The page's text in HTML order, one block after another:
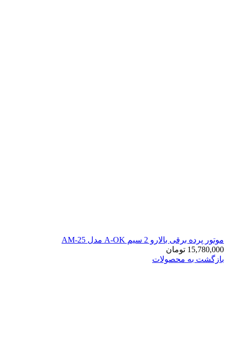
موتور پرده برقی بالارو 2 سیم A-OK مدل AM-25
15,780,000 تومان
بازگشت به محصولات